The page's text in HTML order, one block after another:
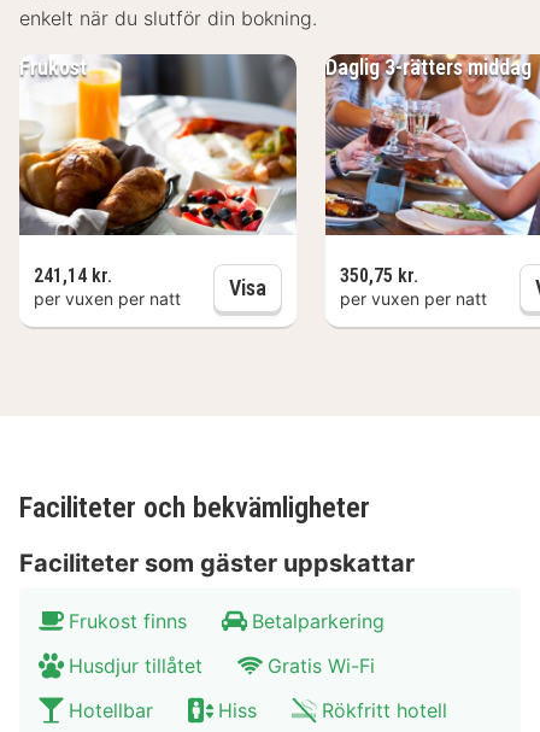
enkelt när du slutför din bokning.
Daglig 3-rätters middag
350,75 kr.
per vuxen per natt
Frukost
241,14 kr.
per vuxen per natt Visa
Faciliteter och bekvämligheter
Faciliteter som gäster uppskattar
Frukost finns
Betalparkering
Husdjur tillåtet
Gratis Wi-Fi
Hotellbar
Hiss
Rökfritt hotell